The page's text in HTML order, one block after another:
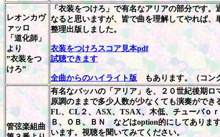
レオンカヴ
ァッロ
「道化師」
より
”衣装をつ
けろ”
「衣装をつけろ」で有名なアリアの部分です
なると思いますが、皆で曲を理解してやれば
整理出版しました。
衣装をつけろスコア見本pdf
試聴できます
全曲からのハイライト版もあります。（コン
管弦楽組曲
有名なバッハの「アリア」を、２０世紀後期
原調のままで多少人数が少なくても演奏ができ
FL、CL２、ASX、TSAX、木低、チューバｏ
Ｂ、ＯＢ、ＢＮ などはoption的にしてありま
います。視聴を聞いてみてください。